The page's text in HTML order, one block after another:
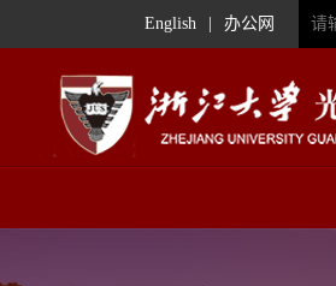
English 办公网